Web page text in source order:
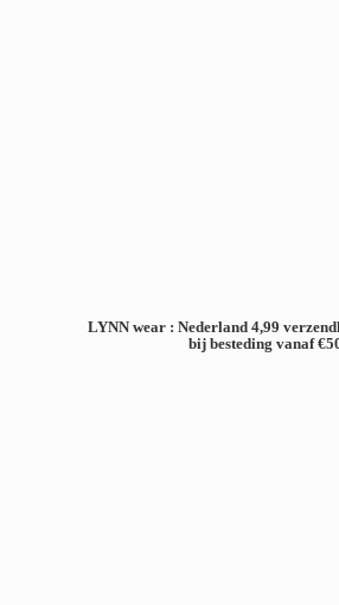
LYNN wear : Nederland 4,99
bij besteding vanaf